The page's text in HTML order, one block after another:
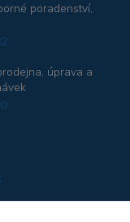
poradenství,
úprava a